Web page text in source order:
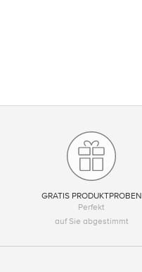
GRATIS PRODUKTPROBEN
Perfekt
auf Sie abgestimmt